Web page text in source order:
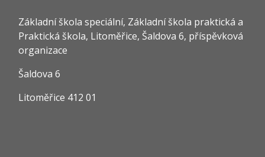
Základní škola speciální, Základní škola praktická a
Praktická škola, Litoměřice, Šaldova 6, příspěvková
organizace
Šaldova 6
Litoměřice 412 01